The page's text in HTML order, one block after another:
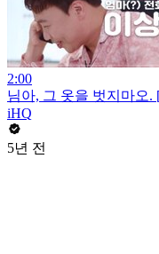
2:00
님아, 그 옷을 벗지마오.
iHQ
5년 전